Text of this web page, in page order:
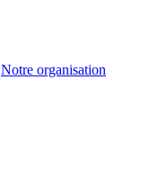
Notre organisation